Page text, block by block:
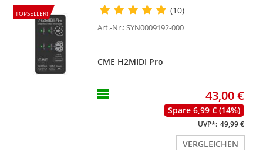
TOPSELLER! (10)
Art.-Nr.: SYN0009192-000
CME H2MIDI Pro
43,00 €
Spare 6,99 € (14%)
UVP*: 49,99 €
VERGLEICHEN